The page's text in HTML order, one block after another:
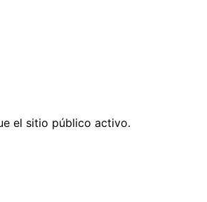
el sitio público activo.